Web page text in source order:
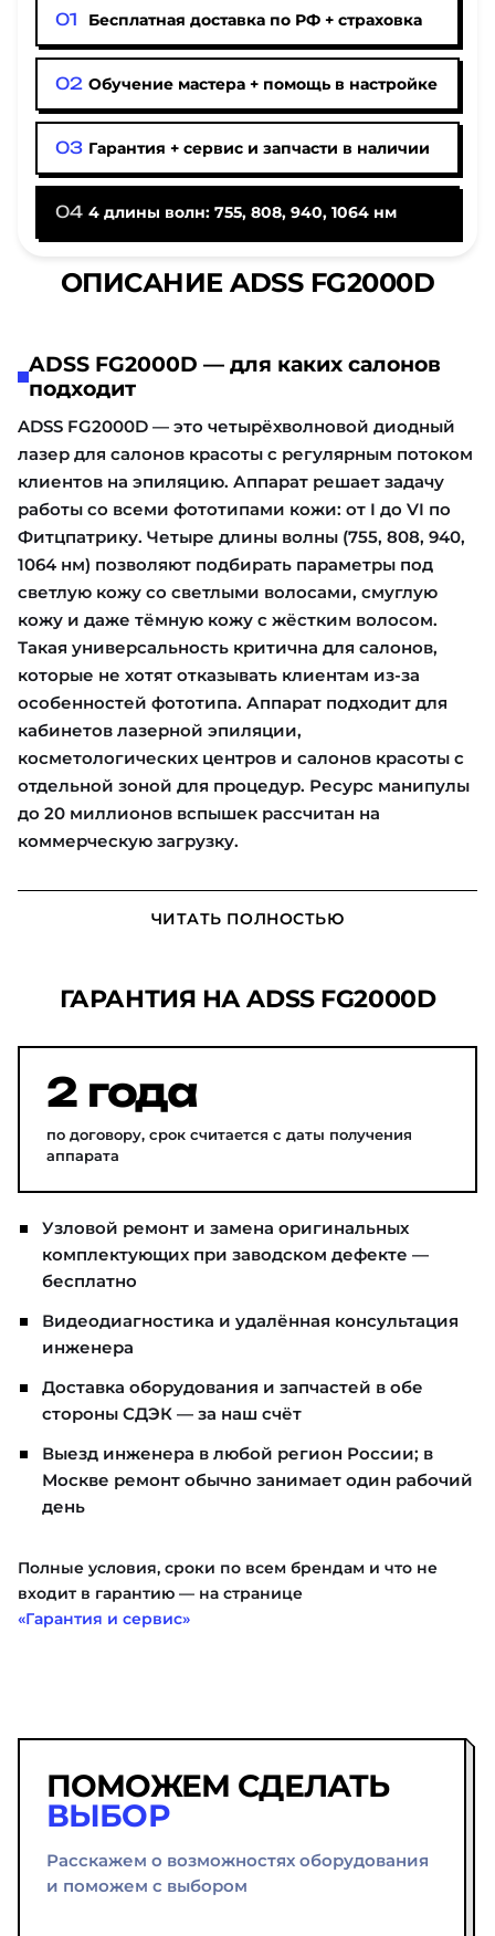
Бесплатная доставка по РФ + страховка
Обучение мастера + помощь в настройке
Гарантия + сервис и запчасти в наличии
4 длины волн: 755, 808, 940, 1064 нм
ОПИСАНИЕ ADSS FG2000D
ADSS FG2000D — для каких салонов
подходит
ADSS FG2000D — это четырёхволновой диодный
лазер для салонов красоты с регулярным потоком
клиентов на эпиляцию. Аппарат решает задачу
работы со всеми фототипами кожи: от I до VI по
Фитцпатрику. Четыре длины волны (755, 808, 940,
1064 нм) позволяют подбирать параметры под
светлую кожу со светлыми волосами, смуглую
кожу и даже тёмную кожу с жёстким волосом.
Такая универсальность критична для салонов,
которые не хотят отказывать клиентам из-за
особенностей фототипа. Аппарат подходит для
кабинетов лазерной эпиляции,
косметологических центров и салонов красоты с
отдельной зоной для процедур. Ресурс манипулы
до 20 миллионов вспышек рассчитан на
коммерческую загрузку.
ЧИТАТЬ ПОЛНОСТЬЮ
ГАРАНТИЯ НА ADSS FG2000D
2 года
по договору, срок считается с даты получения
аппарата
Узловой ремонт и замена оригинальных
комплектующих при заводском дефекте —
бесплатно
Видеодиагностика и удалённая консультация
инженера
Доставка оборудования и запчастей в обе
стороны СДЭК — за наш счёт
Выезд инженера в любой регион России; в
Москве ремонт обычно занимает один рабочий
день
Полные условия, сроки по всем брендам и что не
входит в гарантию — на странице
«Гарантия и сервис»
ПОМОЖЕМ СДЕЛАТЬ
ВЫБОР
Расскажем о возможностях оборудования
и поможем с выбором